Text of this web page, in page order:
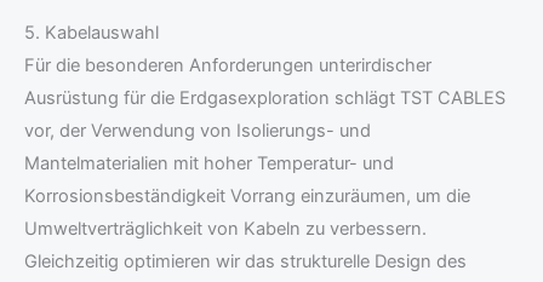
5. Kabelauswahl
Für die besonderen Anforderungen unterirdischer
Ausrüstung für die Erdgasexploration schlägt TST CABLES
vor, der Verwendung von Isolierungs- und
Mantelmaterialien mit hoher Temperatur- und
Korrosionsbeständigkeit Vorrang einzuräumen, um die
Umweltverträglichkeit von Kabeln zu verbessern.
Gleichzeitig optimieren wir das strukturelle Design des